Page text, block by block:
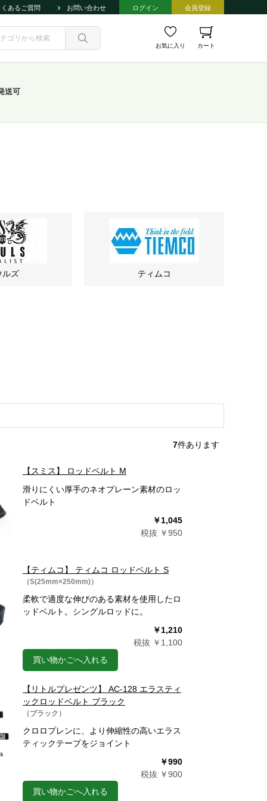
くあるご質問 お問い合わせ ログイン 会員登録
お気に入り カート
送可
ルズ ティムコ
7件あります
【スミス】 ロッドベルト M
滑りにくい厚手のネオプレーン素材のロッ
ドベルト
￥1,045
税抜 ￥950
【ティムコ】 ティムコ ロッドベルト S
（S(25mm×250mm)）
柔軟で適度な伸びのある素材を使用したロ
ッドベルト。シングルロッドに。
￥1,210
税抜 ￥1,100
買い物かごへ入れる
【リトルプレゼンツ】 AC-128 エラスティ
ックロッドベルト ブラック
（ブラック）
クロロプレンに、より伸縮性の高いエラス
ティックテープをジョイント
￥990
税抜 ￥900
買い物かごへ入れる